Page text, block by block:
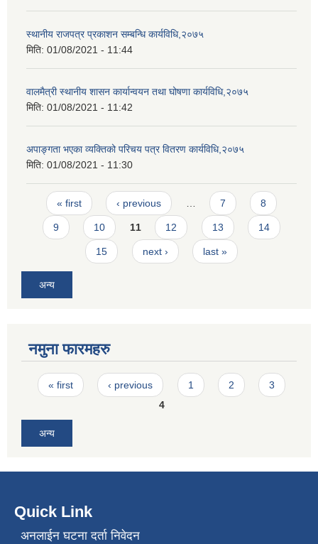
स्थानीय राजपत्र प्रकाशन सम्बन्धि कार्यविधि,२०७५
मिति: 01/08/2021 - 11:44
वालमैत्री स्थानीय शासन कार्यान्वयन तथा घोषणा कार्यविधि,२०७५
मिति: 01/08/2021 - 11:42
अपाङ्गता भएका व्यक्तिको परिचय पत्र वितरण कार्यविधि,२०७५
मिति: 01/08/2021 - 11:30
Pages
« first ‹ previous … 7 8
9 10 11 12 13 14
15 next › last »
अन्य
नमुना फारमहरु
Pages
« first ‹ previous 1 2
3
4
अन्य
Quick Link
अनलाईन घटना दर्ता निवेदन